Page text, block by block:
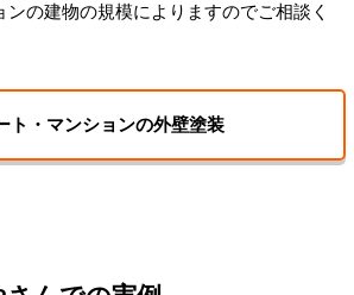
の建物の規模によりますのでご相談く
ト・マンションの外壁塗装